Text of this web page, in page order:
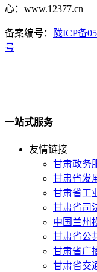
心：www.12377.cn
备案编号： 陇ICP备
号
一站式服务
友情链接
甘肃政务
甘肃省发
甘肃省工
甘肃省司
中国兰州
甘肃省公
甘肃省广
甘肃省交